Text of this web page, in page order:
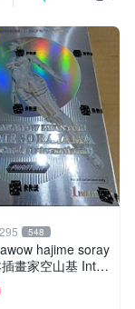
548
soray
畫家空山基 Inter
際版官方收藏簽名